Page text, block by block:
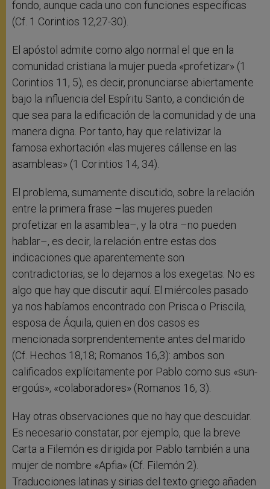
fondo, aunque cada uno con funciones específicas
(Cf. 1 Corintios 12,27-30).
El apóstol admite como algo normal el que en la
comunidad cristiana la mujer pueda «profetizar» (1
Corintios 11, 5), es decir, pronunciarse abiertamente
bajo la influencia del Espíritu Santo, a condición de
que sea para la edificación de la comunidad y de una
manera digna. Por tanto, hay que relativizar la
famosa exhortación «las mujeres cállense en las
asambleas» (1 Corintios 14, 34).
El problema, sumamente discutido, sobre la relación
entre la primera frase –las mujeres pueden
profetizar en la asamblea–, y la otra –no pueden
hablar–, es decir, la relación entre estas dos
indicaciones que aparentemente son
contradictorias, se lo dejamos a los exegetas. No es
algo que hay que discutir aquí. El miércoles pasado
ya nos habíamos encontrado con Prisca o Priscila,
esposa de Áquila, quien en dos casos es
mencionada sorprendentemente antes del marido
(Cf. Hechos 18,18; Romanos 16,3): ambos son
calificados explícitamente por Pablo como sus «sun-
ergoús», «colaboradores» (Romanos 16, 3).
Hay otras observaciones que no hay que descuidar.
Es necesario constatar, por ejemplo, que la breve
Carta a Filemón es dirigida por Pablo también a una
mujer de nombre «Apfia» (Cf. Filemón 2).
Traducciones latinas y sirias del texto griego añaden